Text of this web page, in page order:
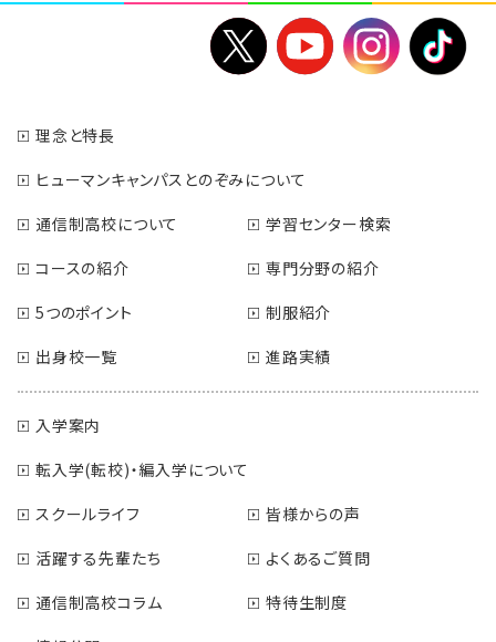
理念と特長
ヒューマンキャンパスとのぞみについて
通信制高校について
学習センター検索
コースの紹介
専門分野の紹介
5つのポイント
制服紹介
出身校一覧
進路実績
入学案内
転入学(転校)・編入学について
スクールライフ
皆様からの声
活躍する先輩たち
よくあるご質問
通信制高校コラム
特待生制度